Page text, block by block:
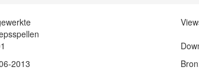
2013